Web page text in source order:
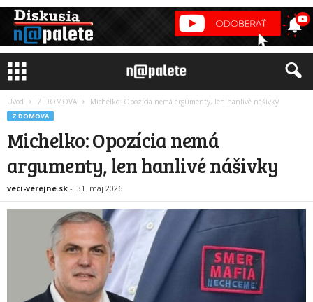
Úvod Z DOMOVA Michelko: Opozícia nemá argumenty, len hanlivé nášivky
Z DOMOVA
Michelko: Opozícia nemá
argumenty, len hanlivé nášivky
veci-verejne.sk - 31. máj 2026